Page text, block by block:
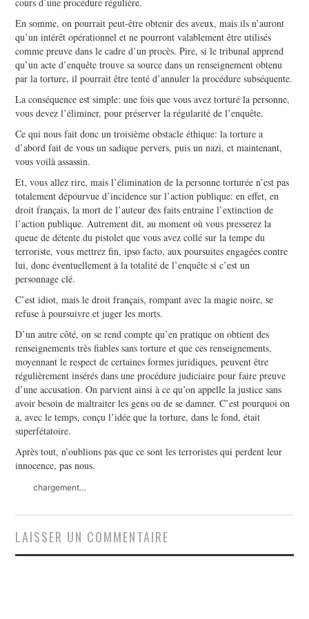
En somme, on pourrait peut-être obtenir des aveux, mais ils n’auront
qu’un intérêt opérationnel et ne pourront valablement être utilisés
comme preuve dans le cadre d’un procès. Pire, si le tribunal apprend
qu’un acte d’enquête trouve sa source dans un renseignement obtenu
par la torture, il pourrait être tenté d’annuler la procédure subséquente.
La conséquence est simple: une fois que vous avez torturé la personne,
vous devez l’éliminer, pour préserver la régularité de l’enquête.
Ce qui nous fait donc un troisième obstacle éthique: la torture a
d’abord fait de vous un sadique pervers, puis un nazi, et maintenant,
vous voilà assassin.
Et, vous allez rire, mais l’élimination de la personne torturée n’est pas
totalement dépourvue d’incidence sur l’action publique: en effet, en
droit français, la mort de l’auteur des faits entraine l’extinction de
l’action publique. Autrement dit, au moment où vous presserez la
queue de détente du pistolet que vous avez collé sur la tempe du
terroriste, vous mettrez fin, ipso facto, aux poursuites engagées contre
lui, donc éventuellement à la totalité de l’enquête si c’est un
personnage clé.
C’est idiot, mais le droit français, rompant avec la magie noire, se
refuse à poursuivre et juger les morts.
D’un autre côté, on se rend compte qu’en pratique on obtient des
renseignements très fiables sans torture et que ces renseignements,
moyennant le respect de certaines formes juridiques, peuvent être
régulièrement insérés dans une procédure judiciaire pour faire preuve
d’une accusation. On parvient ainsi à ce qu’on appelle la justice sans
avoir besoin de maltraiter les gens ou de se damner. C’est pourquoi on
a, avec le temps, conçu l’idée que la torture, dans le fond, était
superfétatoire.
Après tout, n’oublions pas que ce sont les terroristes qui perdent leur
innocence, pas nous.
chargement…
LAISSER UN COMMENTAIRE